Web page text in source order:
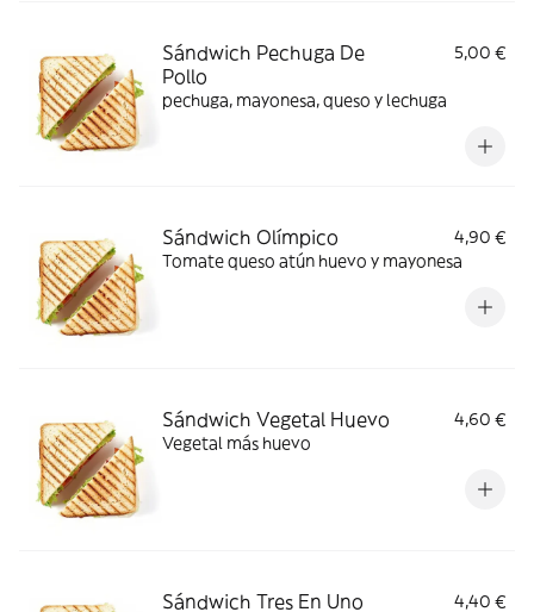
Sándwich Pechuga De
Pollo
5,00 €
pechuga, mayonesa, queso y lechuga
Sándwich Olímpico
4,90 €
Tomate queso atún huevo y mayonesa
Sándwich Vegetal Huevo
4,60 €
Vegetal más huevo
Sándwich Tres En Uno 4,40 €